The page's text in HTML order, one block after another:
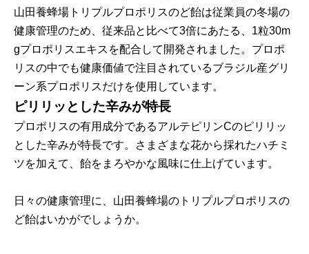
山田養蜂場トリプルプロポリスのど飴は従業員の冬場の
健康管理のため、従来品と比べて3倍にあたる、1粒30m
gプロポリスエキスを配合して開発されました。プロポ
リスの中でも健康価値で注目されているブラジル産グリ
ーン系プロポリスだけを使用しています。
ピリリッとした辛みが特長
プロポリスの有用成分であるアルテピリンCのピリリッ
とした辛みが特長です。さまざまな花から採れたハチミ
ツを加えて、飴をまろやかな風味に仕上げています。
日々の健康管理に、山田養蜂場のトリプルプロポリスの
ど飴はいかがでしょうか。